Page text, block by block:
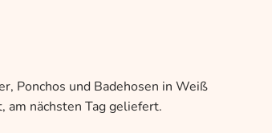
Ponchos und Badehosen in Weiß
am nächsten Tag geliefert.